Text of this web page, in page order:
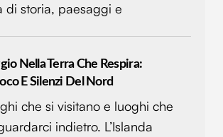
di storia, paesaggi e
Nella Terra Che Respira:
E Silenzi Del Nord
che si visitano e luoghi che
indietro. L’Islanda